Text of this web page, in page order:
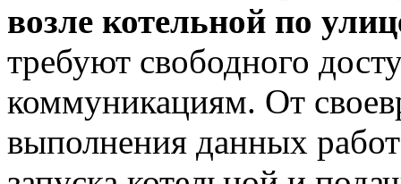
возле котельной по
требуют свободного
коммуникациям. От
выполнения данных